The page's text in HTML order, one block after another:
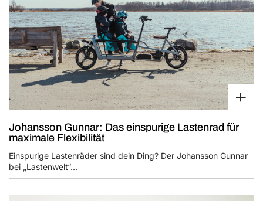
Johansson Gunnar: Das einspurige Lastenrad für
maximale Flexibilität
Einspurige Lastenräder sind dein Ding? Der Johansson Gunnar
bei „Lastenwelt“...